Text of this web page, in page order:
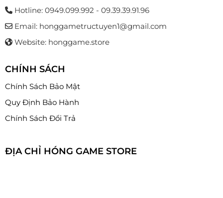
Hotline: 0949.099.992 - 09.39.39.91.96
Email: honggametructuyen1@gmail.com
Website: honggame.store
CHÍNH SÁCH
Chính Sách Bảo Mật
Quy Định Bảo Hành
Chính Sách Đổi Trả
ĐỊA CHỈ HÓNG GAME STORE